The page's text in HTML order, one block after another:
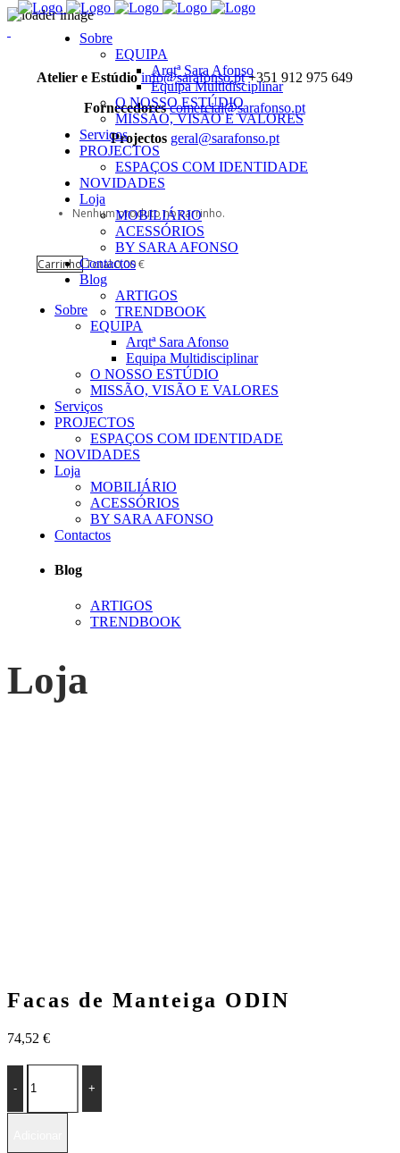
Atelier e Estúdio info@sarafonso.pt+351 912 975 649
Fornecedores comercial@sarafonso.pt
Projectos geral@sarafonso.pt
Sobre
EQUIPA
Arqtª Sara Afonso
Equipa Multidisciplinar
O NOSSO ESTÚDIO
MISSÃO, VISÃO E VALORES
Serviços
PROJECTOS
ESPAÇOS COM IDENTIDADE
NOVIDADES
Loja
MOBILIÁRIO
ACESSÓRIOS
BY SARA AFONSO
Contactos
Blog
ARTIGOS
TRENDBOOK
Nenhum produto no carrinho.
Carrinho Total:0,00€
Sobre
EQUIPA
Arqtª Sara Afonso
Equipa Multidisciplinar
O NOSSO ESTÚDIO
MISSÃO, VISÃO E VALORES
Serviços
PROJECTOS
ESPAÇOS COM IDENTIDADE
NOVIDADES
Loja
MOBILIÁRIO
ACESSÓRIOS
BY SARA AFONSO
Contactos
Blog
ARTIGOS
TRENDBOOK
Loja
Facas de Manteiga ODIN
74,52 €
de